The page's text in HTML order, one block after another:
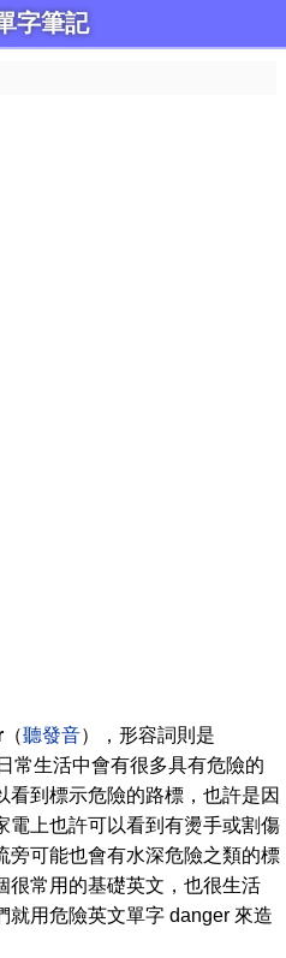
字筆記
（聽發音），形容詞則是
常生活中會有很多具有危險的
看到標示危險的路標，也許是因
電上也許可以看到有燙手或割傷
旁可能也會有水深危險之類的標
很常用的基礎英文，也很生活
就用危險英文單字 danger 來造